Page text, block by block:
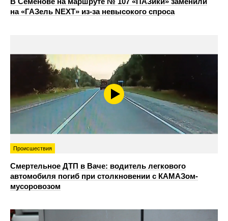
на «ГАЗель NEXT» из‑за невысокого спроса
Происшествия
Смертельное ДТП в Ваче: водитель легкового
автомобиля погиб при столкновении с КАМАЗом-
мусоровозом